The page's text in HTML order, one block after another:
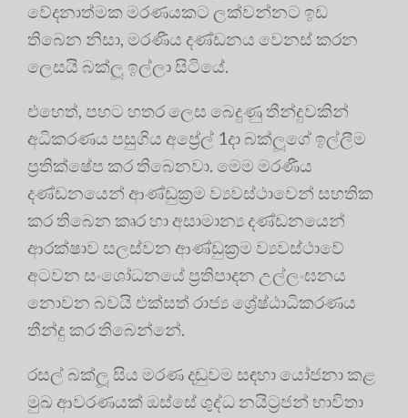
වේදනාත්මක මරණයකට ලක්වන්නට ඉඩ
තිබෙන නිසා, මරණීය දණ්ඩනය වෙනස් කරන
ලෙසයි බක්ලූ ඉල්ලා සිටියේ.
එහෙත්, පහට හතර ලෙස බෙදුණු තීන්දුවකින්
අධිකරණය පසුගිය අප්‍රේල් 1දා බක්ලූගේ ඉල්ලීම
ප්‍රතික්ෂේප කර තිබෙනවා. මෙම මරණීය
දණ්ඩනයෙන් ආණ්ඩුක්‍රම ව්‍යවස්ථාවෙන් සහතික
කර තිබෙන කෘර හා අසාමාන්‍ය දණ්ඩනයෙන්
ආරක්ෂාව සලස්වන ආණ්ඩුක්‍රම ව්‍යවස්ථාවේ
අටවන සංශෝධනයේ ප්‍රතිපාදන උල්ලංඝනය
නොවන බවයි එක්සත් රාජ්‍ය ශ්‍රේෂ්ඨාධිකරණය
තීන්දු කර තිබෙන්නේ.
රසල් බක්ලූ සිය මරණ දඬුවම සඳහා යෝජනා කළ
මුඛ ආවරණයක් ඔස්සේ ශුද්ධ නයිට්‍රජන් භාවිතා